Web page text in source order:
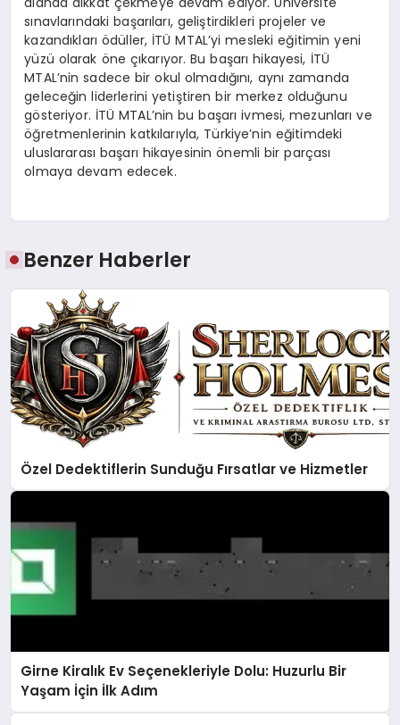
sınavlarındaki başarıları, geliştirdikleri projeler ve
kazandıkları ödüller, İTÜ MTAL’yi mesleki eğitimin yeni
yüzü olarak öne çıkarıyor. Bu başarı hikayesi, İTÜ
MTAL’nin sadece bir okul olmadığını, aynı zamanda
geleceğin liderlerini yetiştiren bir merkez olduğunu
gösteriyor. İTÜ MTAL’nin bu başarı ivmesi, mezunları ve
öğretmenlerinin katkılarıyla, Türkiye’nin eğitimdeki
uluslararası başarı hikayesinin önemli bir parçası
olmaya devam edecek.
Benzer Haberler
Özel Dedektiflerin Sunduğu Fırsatlar ve Hizmetler
Girne Kiralık Ev Seçenekleriyle Dolu: Huzurlu Bir
Yaşam İçin İlk Adım